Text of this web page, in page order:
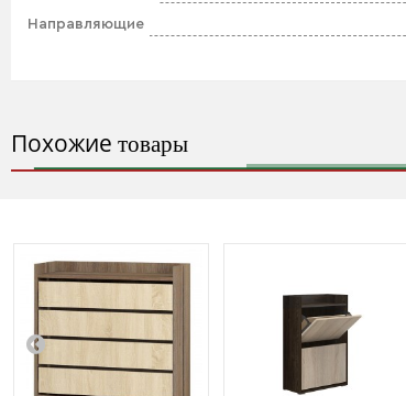
Направляющие
Похожие товары